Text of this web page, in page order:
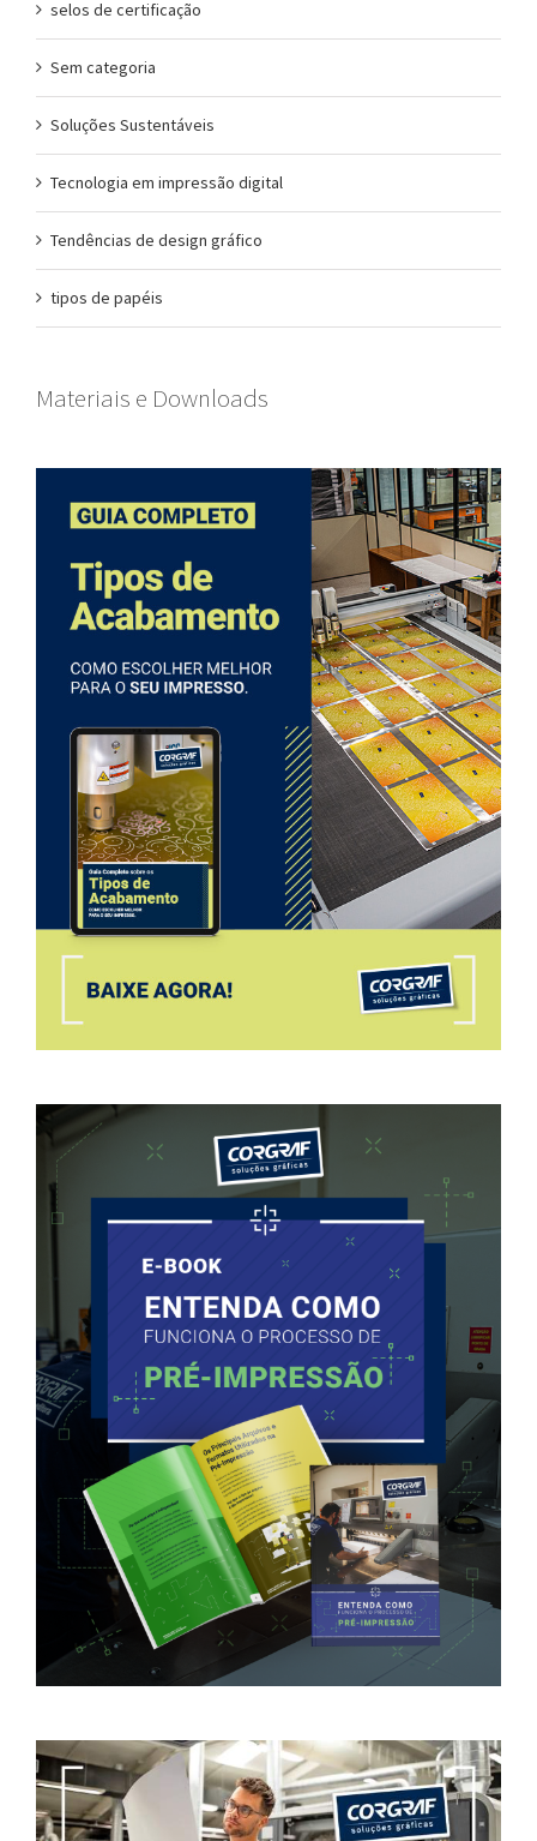
selos de certificação
Sem categoria
Soluções Sustentáveis
Tecnologia em impressão digital
Tendências de design gráfico
tipos de papéis
Materiais e Downloads